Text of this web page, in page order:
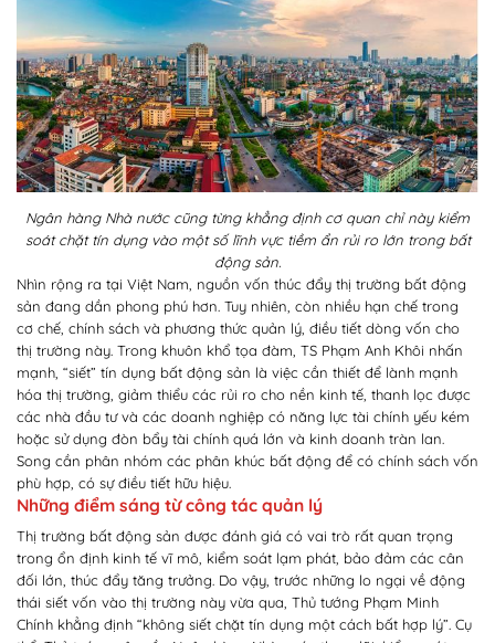
Ngân hàng Nhà nước cũng từng khẳng định cơ quan chỉ này kiểm
soát chặt tín dụng vào một số lĩnh vực tiềm ẩn rủi ro lớn trong bất
động sản.
Nhìn rộng ra tại Việt Nam, nguồn vốn thúc đẩy thị trường bất động
sản đang dần phong phú hơn. Tuy nhiên, còn nhiều hạn chế trong
cơ chế, chính sách và phương thức quản lý, điều tiết dòng vốn cho
thị trường này. Trong khuôn khổ tọa đàm, TS Phạm Anh Khôi nhấn
mạnh, “siết” tín dụng bất động sản là việc cần thiết để lành mạnh
hóa thị trường, giảm thiểu các rủi ro cho nền kinh tế, thanh lọc được
các nhà đầu tư và các doanh nghiệp có năng lực tài chính yếu kém
hoặc sử dụng đòn bẩy tài chính quá lớn và kinh doanh tràn lan.
Song cần phân nhóm các phân khúc bất động để có chính sách vốn
phù hợp, có sự điều tiết hữu hiệu.
Những điểm sáng từ công tác quản lý
Thị trường bất động sản được đánh giá có vai trò rất quan trọng
trong ổn định kinh tế vĩ mô, kiểm soát lạm phát, bảo đảm các cân
đối lớn, thúc đẩy tăng trưởng. Do vậy, trước những lo ngại về động
thái siết vốn vào thị trường này vừa qua, Thủ tướng Phạm Minh
Chính khẳng định “không siết chặt tín dụng một cách bất hợp lý”. Cụ